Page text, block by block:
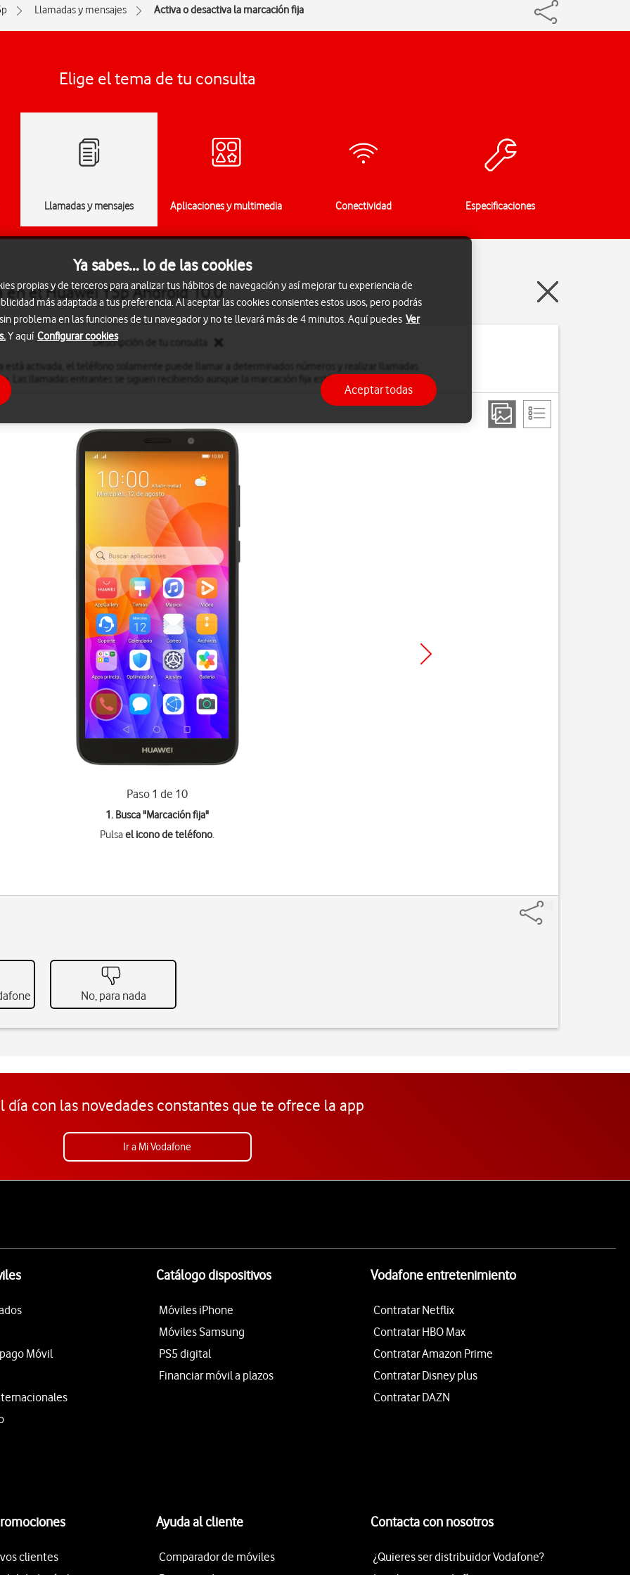
Llamadas y mensajes Activa o desactiva la marcación fija
Elige el tema de tu consulta
Llamadas y mensajes Aplicaciones y multimedia Conectividad Especificaciones
el Huawei Y5p Android 10.0
Descripción de tu consulta
Las llamadas entrantes se siguen recibiendo aunque la marcación fija esté activada.
Paso 1 de 10
1. Busca "Marcación fija"
Pulsael icono de teléfono.
No, para nada
día con las novedades constantes que te ofrece la app
Ir a Mi Vodafone
Móvil
Catálogo dispositivos
Móviles iPhone
Móviles Samsung
PS5 digital
Financiar móvil a plazos
Vodafone entretenimiento
Contratar Netflix
Contratar HBO Max
Contratar Amazon Prime
Contratar Disney plus
Contratar DAZN
clientes
Ayuda al cliente
Comparador de móviles
Contacta con nosotros
¿Quieres ser distribuidor Vodafone?
Ya sabes... lo de las cookies
propias y de terceros para analizar tus hábitos de navegación y así mejorar tu experiencia de
más adaptada a tus preferencia. Al aceptar las cookies consientes estos usos, pero podrás
problema en las funciones de tu navegador y no te llevará más de 4 minutos. Aquí puedes Ver
Y aquí Configurar cookies
Aceptar todas